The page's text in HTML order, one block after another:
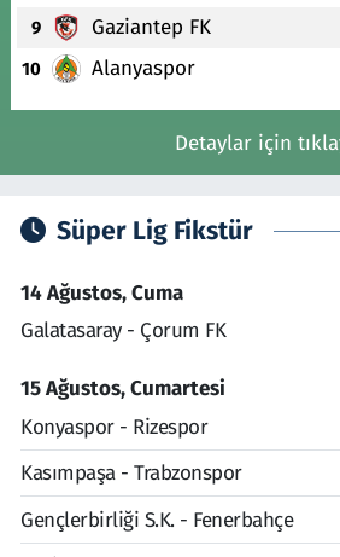
9 Gaziantep FK
10 Alanyaspor
Detaylar için
Süper Lig Fikstür
14 Ağustos, Cuma
Galatasaray - Çorum FK
15 Ağustos, Cumartesi
Konyaspor - Rizespor
Kasımpaşa - Trabzonspor
Gençlerbirliği S.K. - Fenerbahçe